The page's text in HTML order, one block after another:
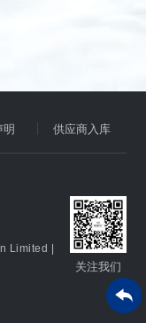
明 供应商入库
Limited |
关注我们